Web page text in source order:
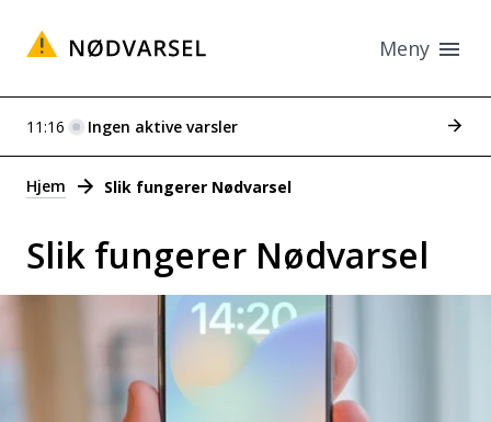
Meny
Varsler
11:16 Ingen aktive varsler Se
Hjem Slik fungerer Nødvarsel
Slik fungerer Nødvarsel